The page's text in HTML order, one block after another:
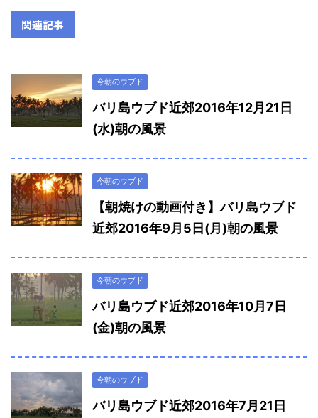
関連記事
今朝のウブド
バリ島ウブド近郊2016年12月21日
(水)朝の風景
今朝のウブド
【朝焼けの動画付き】バリ島ウブド
近郊2016年9月5日(月)朝の風景
今朝のウブド
バリ島ウブド近郊2016年10月7日
(金)朝の風景
今朝のウブド
バリ島ウブド近郊2016年7月21日